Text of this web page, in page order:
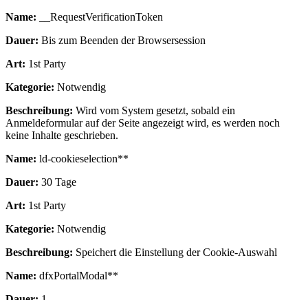
Name: __RequestVerificationToken
Dauer: Bis zum Beenden der Browsersession
Art: 1st Party
Kategorie: Notwendig
Beschreibung: Wird vom System gesetzt, sobald ein
Anmeldeformular auf der Seite angezeigt wird, es werden noch
keine Inhalte geschrieben.
Name: ld-cookieselection**
Dauer: 30 Tage
Art: 1st Party
Kategorie: Notwendig
Beschreibung: Speichert die Einstellung der Cookie-Auswahl
Name: dfxPortalModal**